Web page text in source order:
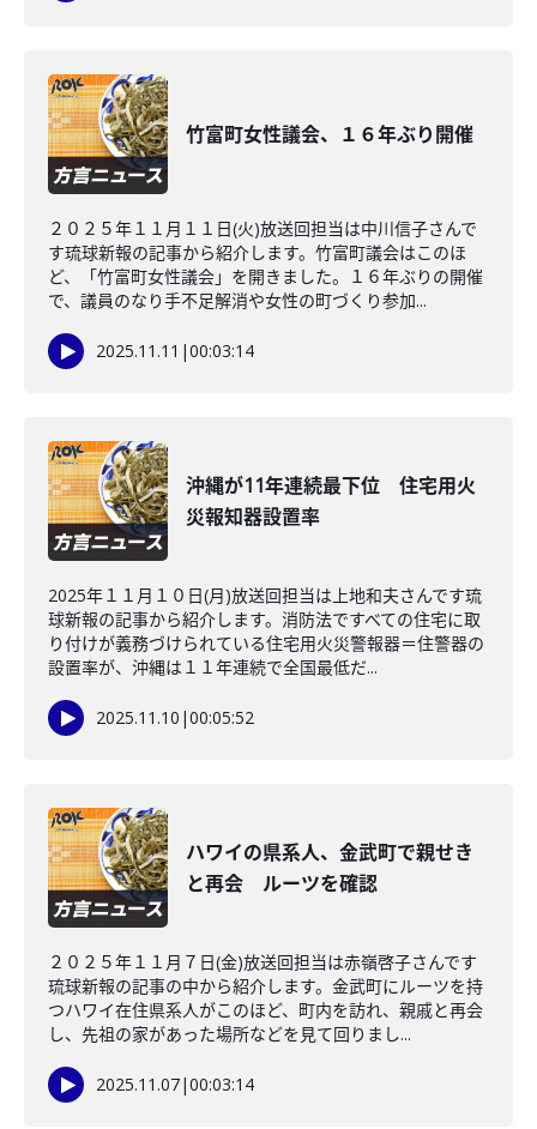
竹富町女性議会、１６年ぶり開催
２０２５年１１月１１日(火)放送回担当は中川信子さんで
す琉球新報の記事から紹介します。竹富町議会はこのほ
ど、「竹富町女性議会」を開きました。１６年ぶりの開催
で、議員のなり手不足解消や女性の町づくり参加...
2025.11.11 |00:03:14
沖縄が11年連続最下位 住宅用火
災報知器設置率
2025年１１月１０日(月)放送回担当は上地和夫さんです琉
球新報の記事から紹介します。消防法ですべての住宅に取
り付けが義務づけられている住宅用火災警報器＝住警器の
設置率が、沖縄は１１年連続で全国最低だ...
2025.11.10 |00:05:52
ハワイの県系人、金武町で親せき
と再会 ルーツを確認
２０２５年１１月７日(金)放送回担当は赤嶺啓子さんです
琉球新報の記事の中から紹介します。金武町にルーツを持
つハワイ在住県系人がこのほど、町内を訪れ、親戚と再会
し、先祖の家があった場所などを見て回りまし...
2025.11.07|00:03:14